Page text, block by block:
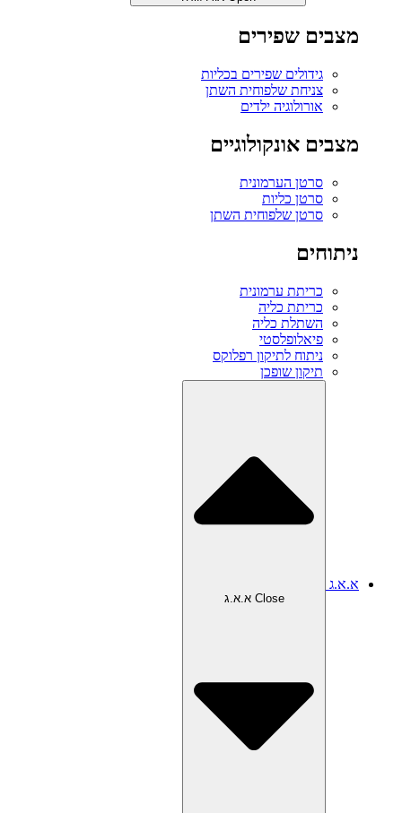
מצבים שפירים
גידולים שפירים בכליות
צניחת שלפוחית השתן
אורולוגיה ילדים
מצבים אונקולוגיים
סרטן הערמונית
סרטן כליות
סרטן שלפוחית השתן
ניתוחים
כריתת ערמונית
כריתת כליה
השתלת כליה
פיאלופלסטי
ניתוח לתיקון רפלוקס
תיקון שופכן
א.א.ג
Close א.א.ג